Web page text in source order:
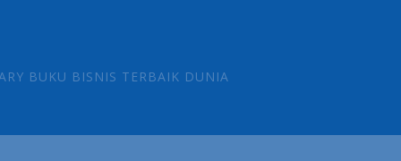
BUKU BISNIS TERBAIK DUNIA